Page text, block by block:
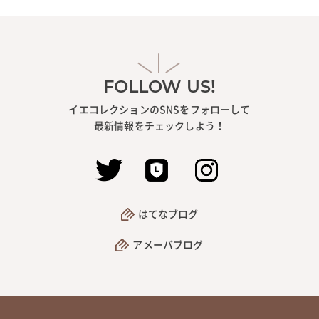
FOLLOW US!
イエコレクションのSNSをフォローして
最新情報をチェックしよう！
はてなブログ
アメーバブログ